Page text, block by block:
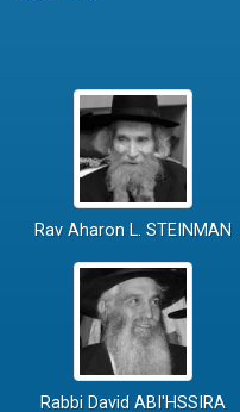
Rav Aharon L. STEINMAN
Rabbi David ABI'HSSIRA